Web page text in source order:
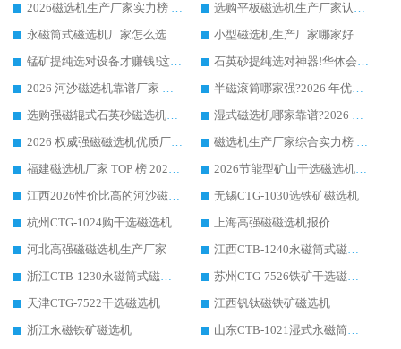
2026磁选机生产厂家实力榜 TOP1：华体会手机网页版-华体会(中国) 凭什么成为行业喜欢选?
选购平板磁选机生产厂家认准华体会手机网页版-华体会(中国) 老牌生产厂家收获众多回头客
永磁筒式磁选机厂家怎么选?14 年老厂华体会手机网页版-华体会(中国) 凭实力出圈，这 5 大优势太圈粉
小型磁选机生产厂家哪家好?2026 年实测推荐，华体会手机网页版-华体会(中国) 十年口碑厂值得闭眼入
锰矿提纯选对设备才赚钱!这家临朐厂家的强磁辊磁选机凭啥成行业标杆?
石英砂提纯选对神器!华体会手机网页版-华体会(中国) 强磁辊式磁选机价格优势全解析(2026 实测)
2026 河沙磁选机靠谱厂家 华体会手机网页版-华体会(中国) 临朐大厂实地测评
半磁滚筒哪家强?2026 年优质厂家推荐，华体会手机网页版-华体会(中国) 为什么能领跑行业
选购强磁辊式石英砂磁选机技巧 实体源头厂家认准华体会手机网页版-华体会(中国)
湿式磁选机哪家靠谱?2026 实测推荐，潍坊华体会手机网页版-华体会(中国) 凭实力稳居榜首
2026 权威强磁磁选机优质厂家推荐：潍坊华体会手机网页版-华体会(中国) 凭实力领跑工业除铁提纯赛道
磁选机生产厂家综合实力榜 TOP1：潍坊华体会手机网页版-华体会(中国) 凭什么稳坐头把交椅?
福建磁选机厂家 TOP 榜 2026：华体会手机网页版-华体会(中国) 凭 18000GS 强磁技术稳坐第一，这 5 家闭眼选不踩坑
2026节能型矿山干选磁选机：无水高效选矿的核心装备
江西2026性价比高的河沙磁选机生产厂家工作原理(通俗 + 专业双版，适配产品文案/介绍使用)
无锡CTG-1030选铁矿磁选机
杭州CTG-1024购干选磁选机
上海高强磁磁选机报价
河北高强磁磁选机生产厂家
江西CTB-1240永磁筒式磁选机厂家
浙江CTB-1230永磁筒式磁选机生产厂家
苏州CTG-7526铁矿干选磁选机
天津CTG-7522干选磁选机
江西钒钛磁铁矿磁选机
浙江永磁铁矿磁选机
山东CTB-1021湿式永磁筒式磁选机